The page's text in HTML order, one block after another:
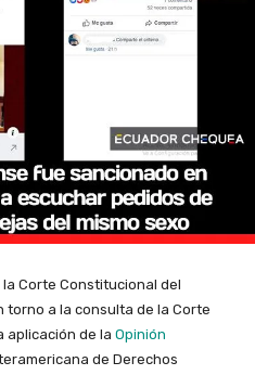
la Corte Constitucional del
a la consulta de la Corte
aplicación de la Opinión
de Derechos